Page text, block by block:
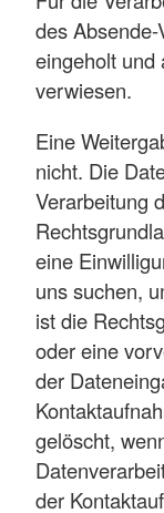
des
eingeholt und
verwiesen.
Eine
nicht. Die
Verarbeitung
eine
uns suchen,
ist die
oder eine
der
gelöscht,
der